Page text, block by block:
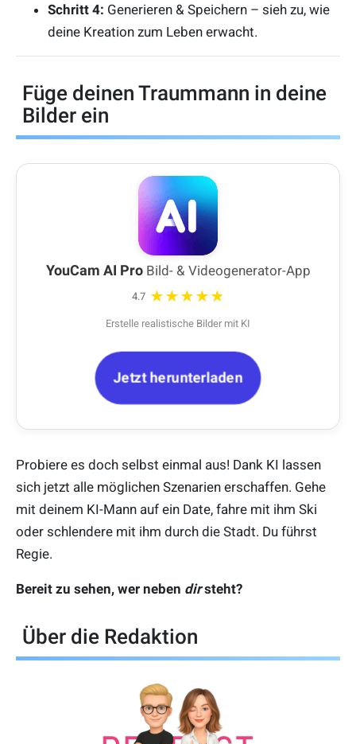
Schritt 4: Generieren & Speichern – sieh zu, wie
deine Kreation zum Leben erwacht.
Füge deinen Traummann in deine
Bilder ein
YouCam AI Pro Bild- & Videogenerator-App
4.7 ★★★★★
Erstelle realistische Bilder mit KI
Jetzt herunterladen
Probiere es doch selbst einmal aus! Dank KI lassen
sich jetzt alle möglichen Szenarien erschaffen. Gehe
mit deinem KI-Mann auf ein Date, fahre mit ihm Ski
oder schlendere mit ihm durch die Stadt. Du führst
Regie.
Bereit zu sehen, wer neben dirsteht?
Über die Redaktion